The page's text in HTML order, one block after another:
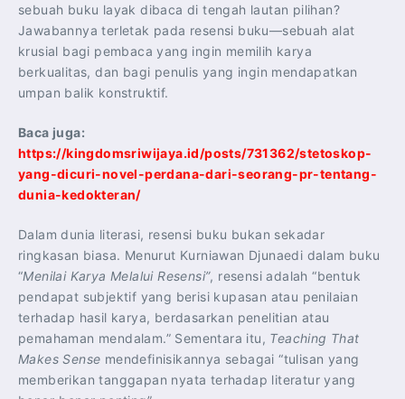
sebuah buku layak dibaca di tengah lautan pilihan?
Jawabannya terletak pada resensi buku—sebuah alat
krusial bagi pembaca yang ingin memilih karya
berkualitas, dan bagi penulis yang ingin mendapatkan
umpan balik konstruktif.
Baca juga:
https://kingdomsriwijaya.id/posts/731362/stetoskop-
yang-dicuri-novel-perdana-dari-seorang-pr-tentang-
dunia-kedokteran/
Dalam dunia literasi, resensi buku bukan sekadar
ringkasan biasa. Menurut Kurniawan Djunaedi dalam buku
“Menilai Karya Melalui Resensi”, resensi adalah “bentuk
pendapat subjektif yang berisi kupasan atau penilaian
terhadap hasil karya, berdasarkan penelitian atau
pemahaman mendalam.” Sementara itu, Teaching That
Makes Sense mendefinisikannya sebagai “tulisan yang
memberikan tanggapan nyata terhadap literatur yang